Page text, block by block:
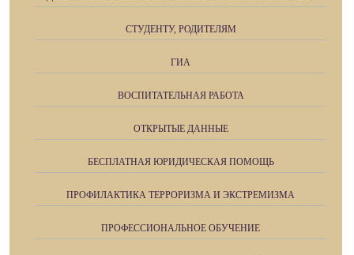
СТУДЕНТУ, РОДИТЕЛЯМ
ГИА
ВОСПИТАТЕЛЬНАЯ РАБОТА
ОТКРЫТЫЕ ДАННЫЕ
БЕСПЛАТНАЯ ЮРИДИЧЕСКАЯ ПОМОЩЬ
ПРОФИЛАКТИКА ТЕРРОРИЗМА И ЭКСТРЕМИЗМА
ПРОФЕССИОНАЛЬНОЕ ОБУЧЕНИЕ